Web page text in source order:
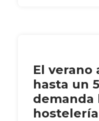
El verano
hasta un
demanda
hostelería